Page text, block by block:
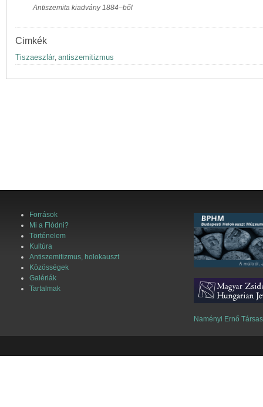
Antiszemita kiadvány 1884–ből
Cimkék
Tiszaeszlár, antiszemitizmus
Források
Mi a Flódni?
Történelem
Kultúra
Antiszemitizmus, holokauszt
Közösségek
Galériák
Tartalmak
Naményi Ernő